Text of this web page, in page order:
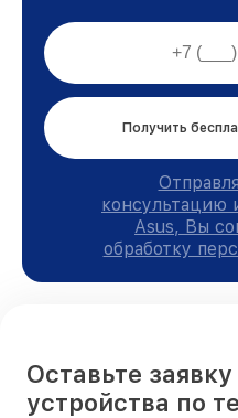
Получить
консультацию
Asus, Вы
обработку
Оставьте
устройства по